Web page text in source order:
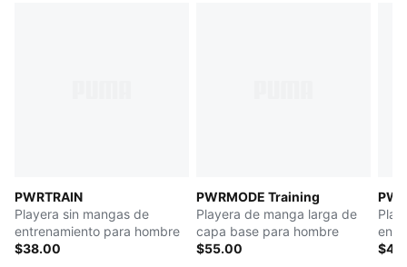
PWRTRAIN
Playera sin mangas de
entrenamiento para hombre
$38.00
PWRMODE Training
Playera de manga larga de
capa base para hombre
$55.00